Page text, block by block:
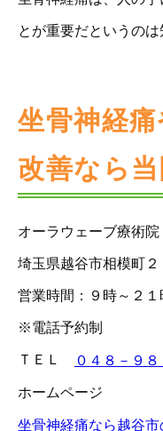
とが重要だというの
坐骨神経
改善なら当
オーラウェーブ療術院
埼玉県越谷市相模町２
営業時間：９時～２
※電話予約制
ＴＥＬ ０４８－９
ホームページ
坐骨神経痛なら越谷